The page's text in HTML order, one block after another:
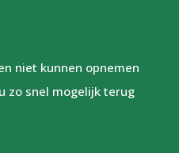
niet kunnen opnemen
zo snel mogelijk terug